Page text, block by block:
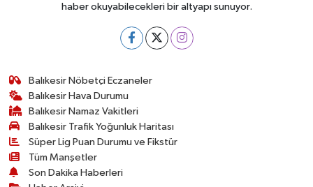
haber okuyabilecekleri bir altyapı sunuyor.
Balıkesir Nöbetçi Eczaneler
Balıkesir Hava Durumu
Balıkesir Namaz Vakitleri
Balıkesir Trafik Yoğunluk Haritası
Süper Lig Puan Durumu ve Fikstür
Tüm Manşetler
Son Dakika Haberleri